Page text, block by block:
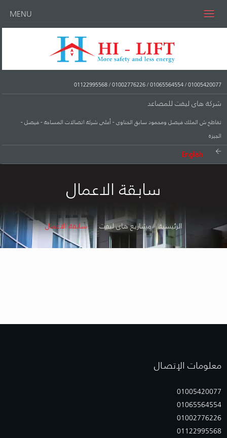
MENU
01005420077
/
01065564554
/
01002776226
/
01122995568
شركة هاى ليفت للمصاعد
تقاطع ش الملك فيصل ومحمود سابق الحناوى - أعلى شركة اتصالات المساحة - فيصل -
الجيزة
English
سابقة الاعمال
الرئيسية مشاريع هاى ليفت سابقة الاعمال
معلومات الإتصـال
01005420077
01065564554
01002776226
01122995568